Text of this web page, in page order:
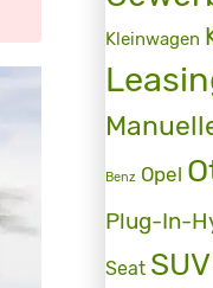
Kleinwagen
Benz Opel
Plug-In-
Seat SUV